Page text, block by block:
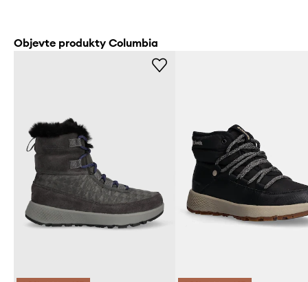
Objevte produkty Columbia